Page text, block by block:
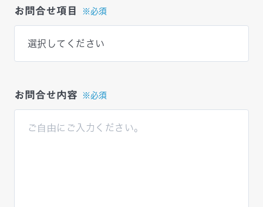
お問合せ項目 ※必須
お問合せ内容 ※必須